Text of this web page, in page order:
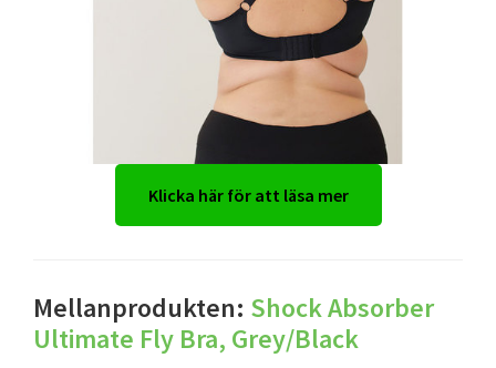
Klicka här för att läsa mer
Mellanprodukten: Shock Absorber
Ultimate Fly Bra, Grey/Black